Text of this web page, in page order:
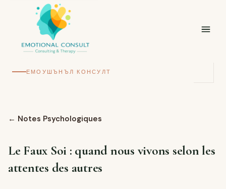
ЕМОУШЪНЪЛ КОНСУЛТ
← Notes Psychologiques
Le Faux Soi : quand nous vivons selon les
attentes des autres